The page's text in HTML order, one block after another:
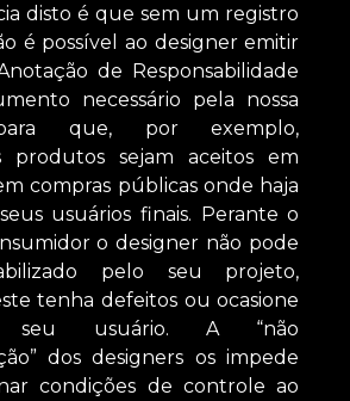
disto é que sem um registro
é possível ao designer emitir
de Responsabilidade
necessário pela nossa
para que, por exemplo,
produtos sejam aceitos em
compras públicas onde haja
usuários finais. Perante o
o designer não pode
pelo seu projeto,
tenha defeitos ou ocasione
seu usuário. A “não
dos designers os impede
condições de controle ao